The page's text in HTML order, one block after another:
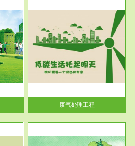
废气处理工程